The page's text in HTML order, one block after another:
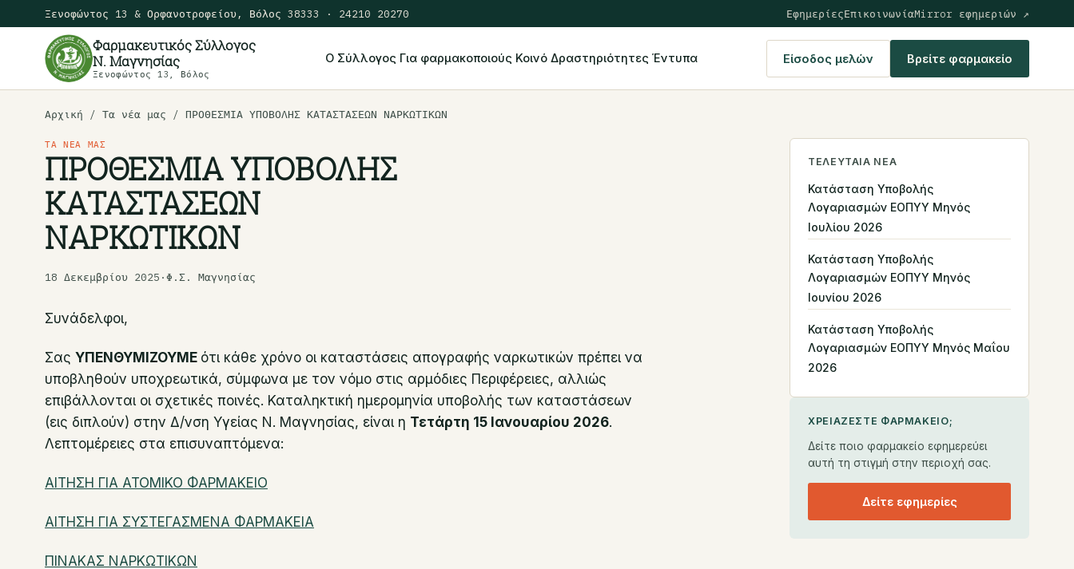
Ξενοφώντος 13 & Ορφανοτροφείου, Βόλος 38333 · 24210 20270 ΕφημερίεςΕπικοινωνίαMirror εφημεριών ↗
Φαρμακευτικός Σύλλογος
Ν. Μαγνησίας
Ξενοφώντος 13, Βόλος
Ο Σύλλογος Για φαρμακοποιούς Κοινό Δραστηριότητες Έντυπα Είσοδος μελών Βρείτε φαρμακείο
Αρχική / Τα νέα μας / ΠΡΟΘΕΣΜΙΑ ΥΠΟΒΟΛΗΣ ΚΑΤΑΣΤΑΣΕΩΝ ΝΑΡΚΩΤΙΚΩΝ
ΤΑ ΝΈΑ ΜΑΣ
ΠΡΟΘΕΣΜΙΑ ΥΠΟΒΟΛΗΣ
ΚΑΤΑΣΤΑΣΕΩΝ
ΝΑΡΚΩΤΙΚΩΝ
18 Δεκεμβρίου 2025 ·Φ.Σ. Μαγνησίας
Συνάδελφοι,
Σας ΥΠΕΝΘΥΜΙΖΟΥΜΕ ότι κάθε χρόνο οι καταστάσεις απογραφής ναρκωτικών πρέπει να
υποβληθούν υποχρεωτικά, σύμφωνα με τον νόμο στις αρμόδιες Περιφέρειες, αλλιώς
επιβάλλονται οι σχετικές ποινές. Καταληκτική ημερομηνία υποβολής των καταστάσεων
(εις διπλούν) στην Δ/νση Υγείας Ν. Μαγνησίας, είναι η Τετάρτη 15 Ιανουαρίου 2026.
Λεπτομέρειες στα επισυναπτόμενα:
ΑΙΤΗΣΗ ΓΙΑ ΑΤΟΜΙΚΟ ΦΑΡΜΑΚΕΙΟ
ΑΙΤΗΣΗ ΓΙΑ ΣΥΣΤΕΓΑΣΜΕΝΑ ΦΑΡΜΑΚΕΙΑ
ΠΙΝΑΚΑΣ ΝΑΡΚΩΤΙΚΩΝ
ΤΕΛΕΥΤΑΊΑ ΝΈΑ
Κατάσταση Υποβολής
Λογαριασμών ΕΟΠΥΥ Μηνός
Ιουλίου 2026
Κατάσταση Υποβολής
Λογαριασμών ΕΟΠΥΥ Μηνός
Ιουνίου 2026
Κατάσταση Υποβολής
Λογαριασμών ΕΟΠΥΥ Μηνός Μαΐου
2026
ΧΡΕΙΆΖΕΣΤΕ ΦΑΡΜΑΚΕΊΟ;
Δείτε ποιο φαρμακείο εφημερεύει
αυτή τη στιγμή στην περιοχή σας.
Δείτε εφημερίες